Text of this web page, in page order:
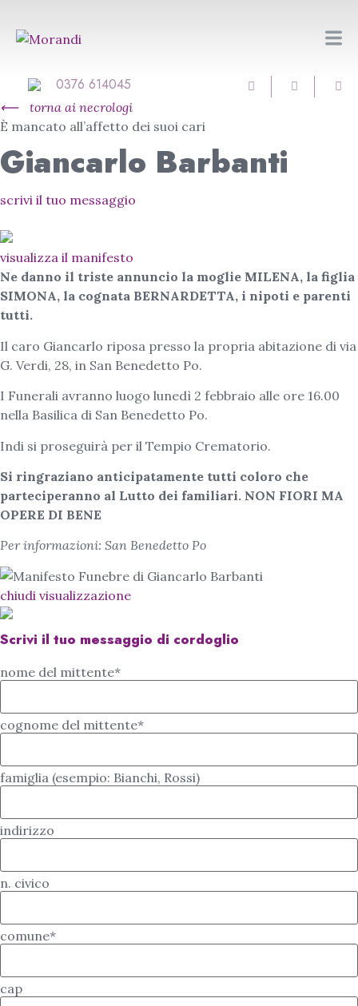
0376 614045
⟵
torna ai necrologi
È mancato all’affetto dei suoi cari
Giancarlo Barbanti
scrivi il tuo messaggio
visualizza il manifesto
Ne danno il triste annuncio la moglie MILENA, la figlia
SIMONA, la cognata BERNARDETTA, i nipoti e parenti
tutti.
Il caro Giancarlo riposa presso la propria abitazione di via
G. Verdi, 28, in San Benedetto Po.
I Funerali avranno luogo lunedì 2 febbraio alle ore 16.00
nella Basilica di San Benedetto Po.
Indi si proseguirà per il Tempio Crematorio.
Si ringraziano anticipatamente tutti coloro che
parteciperanno al Lutto dei familiari. NON FIORI MA
OPERE DI BENE
Per informazioni: San Benedetto Po
chiudi visualizzazione
Scrivi il tuo messaggio di cordoglio
nome del mittente*
cognome del mittente*
famiglia (esempio: Bianchi, Rossi)
indirizzo
n. civico
comune*
cap